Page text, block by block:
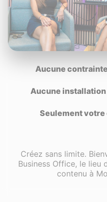
Aucune
Aucune
Seulement
Créez sans limite.
Business Office, le lieu
contenu à